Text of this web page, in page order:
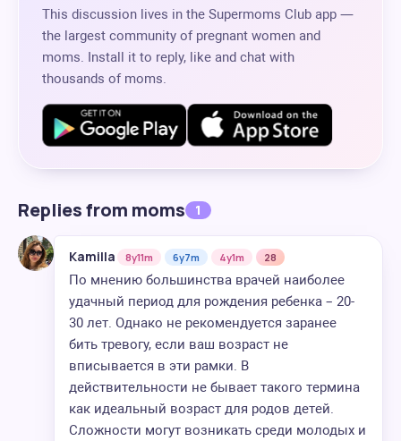
This discussion lives in the Supermoms Club app —
the largest community of pregnant women and
moms. Install it to reply, like and chat with
thousands of moms.
Replies from moms 1
Kamilla 8y11m 6y7m 4y1m 28
По мнению большинства врачей наиболее
удачный период для рождения ребенка – 20-
30 лет. Однако не рекомендуется заранее
бить тревогу, если ваш возраст не
вписывается в эти рамки. В
действительности не бывает такого термина
как идеальный возраст для родов детей.
Сложности могут возникать среди молодых и